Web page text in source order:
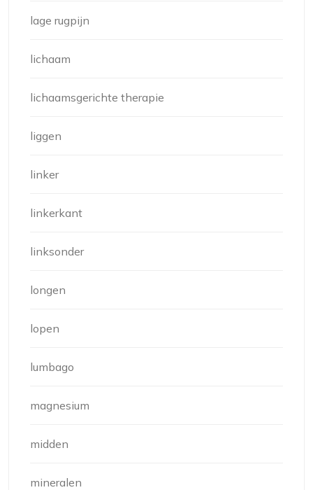
lage rugpijn
lichaam
lichaamsgerichte therapie
liggen
linker
linkerkant
linksonder
longen
lopen
lumbago
magnesium
midden
mineralen